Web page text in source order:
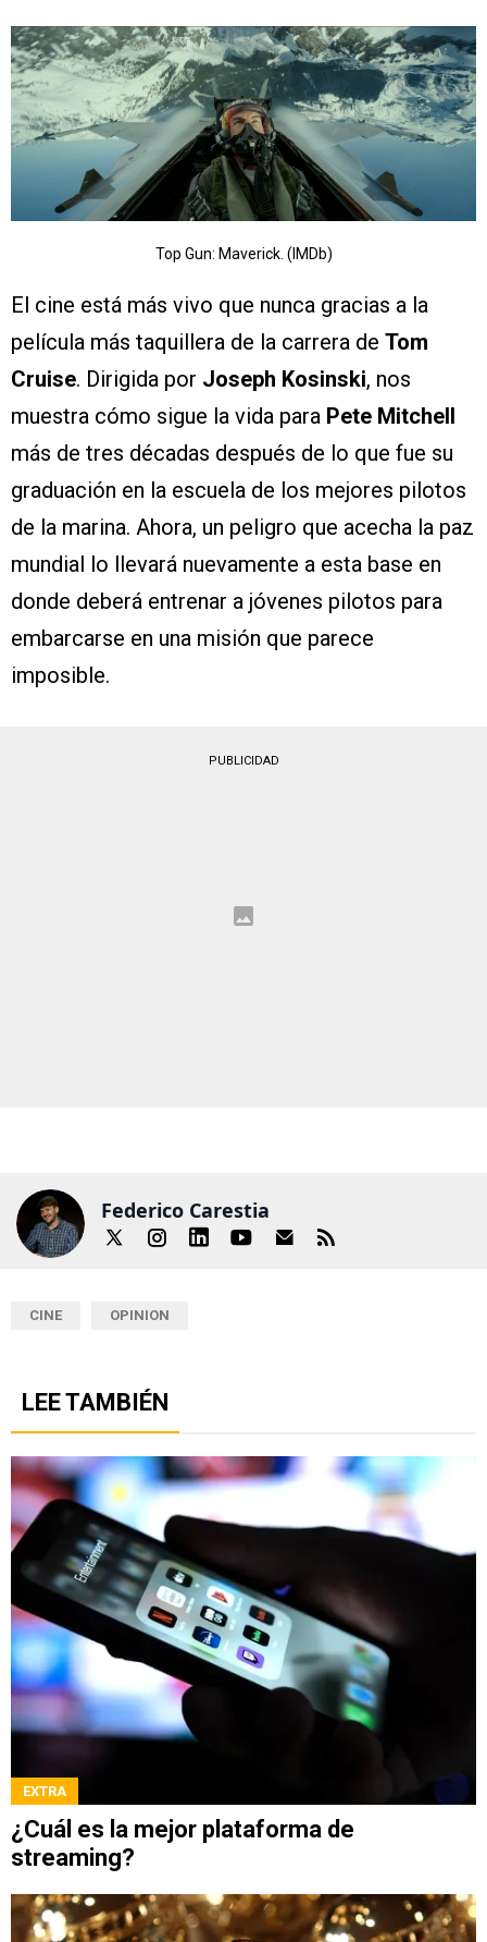
Top Gun: Maverick. (IMDb)
El cine está más vivo que nunca gracias a la
película más taquillera de la carrera de Tom
Cruise. Dirigida por Joseph Kosinski, nos
muestra cómo sigue la vida para Pete Mitchell
más de tres décadas después de lo que fue su
graduación en la escuela de los mejores pilotos
de la marina. Ahora, un peligro que acecha la paz
mundial lo llevará nuevamente a esta base en
donde deberá entrenar a jóvenes pilotos para
embarcarse en una misión que parece
imposible.
PUBLICIDAD
Federico Carestia
CINE OPINION
LEE TAMBIÉN
EXTRA
¿Cuál es la mejor plataforma de
streaming?